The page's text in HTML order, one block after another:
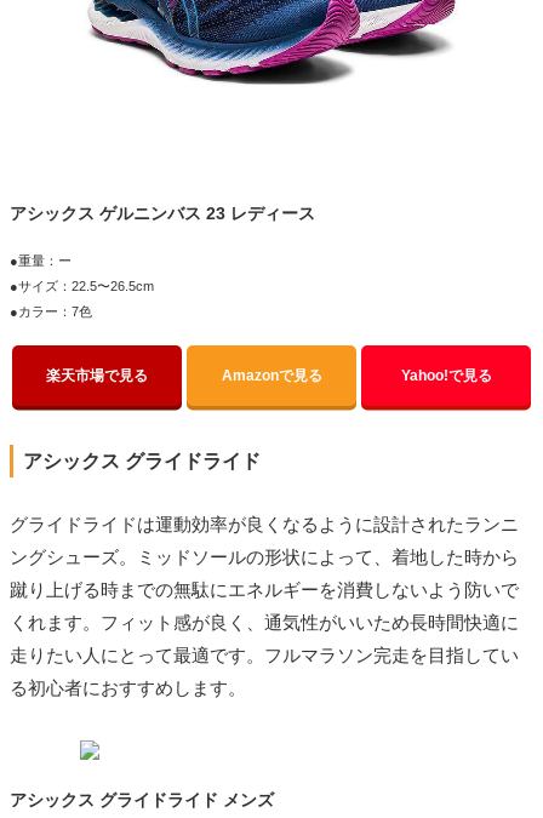
アシックス ゲルニンバス 23 レディース
●重量：ー
●サイズ：22.5〜26.5cm
●カラー：7色
楽天市場で見る Amazonで見る Yahoo!で見る
アシックス グライドライド
グライドライドは運動効率が良くなるように設計されたランニ
ングシューズ。ミッドソールの形状によって、着地した時から
蹴り上げる時までの無駄にエネルギーを消費しないよう防いで
くれます。フィット感が良く、通気性がいいため長時間快適に
走りたい人にとって最適です。フルマラソン完走を目指してい
る初心者におすすめします。
アシックス グライドライド メンズ